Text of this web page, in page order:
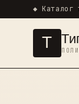
◆ Каталог
Т